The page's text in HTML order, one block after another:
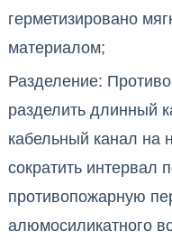
герметизировано
материалом;
Разделение:
разделить длинный
кабельный канал на
сократить интервал
противопожарную
алюмосиликатного